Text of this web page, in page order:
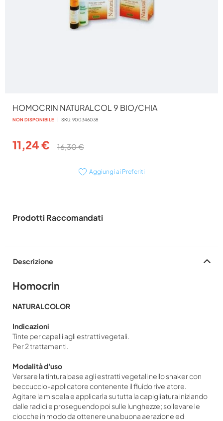
HOMOCRIN NATURALCOL 9 BIO/CHIA
NON DISPONIBILE SKU 900346038
11,24 € 16,30 €
Aggiungi ai Preferiti
all'inizio
della
immagini
Prodotti Raccomandati
Descrizione
Homocrin
NATURALCOLOR
Indicazioni
Tinte per capelli agli estratti vegetali.
Per 2 trattamenti.
Modalità d'uso
Versare la tintura base agli estratti vegetali nello shaker con
beccuccio-applicatore contenente il fluido rivelatore.
Agitare la miscela e applicarla su tutta la capigliatura iniziando
dalle radici e proseguendo poi sulle lunghezze; sollevare le
ciocche in modo da ottenere una buona aerazione ed